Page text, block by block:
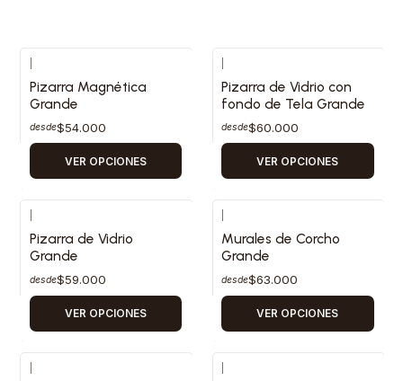
Pizarra Magnética
Grande
desde$54.000
VER OPCIONES
Pizarra de Vidrio con
fondo de Tela Grande
desde$60.000
VER OPCIONES
Pizarra de Vidrio
Grande
desde$59.000
VER OPCIONES
Murales de Corcho
Grande
desde$63.000
VER OPCIONES